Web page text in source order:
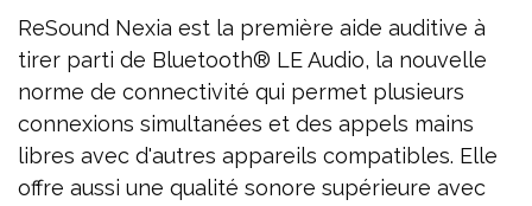
ReSound Nexia est la première aide auditive à
tirer parti de Bluetooth® LE Audio, la nouvelle
norme de connectivité qui permet plusieurs
connexions simultanées et des appels mains
libres avec d'autres appareils compatibles. Elle
offre aussi une qualité sonore supérieure avec